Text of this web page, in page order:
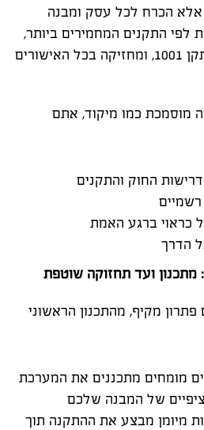
אלא הכרח לכל עסק ומבנה
לפי התקנים המחמירים ביותר,
כולל תקן ישראלי 1596 ותקן 1001, ומחזיקה בכל האישורים
מוסמכת כמו מיקוד, אתם
החוק והתקנים
כראוי ברגע האמת
הדרך
ועד תחזוקה שוטפת
מקיף, מהתכנון הראשוני
מומחים מתכננים את המערכת
של המבנה שלכם
מיומן מבצע את ההתקנה תוך